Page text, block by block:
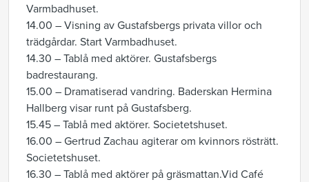
Varmbadhuset.
14.00 – Visning av Gustafsbergs privata villor och
trädgårdar. Start Varmbadhuset.
14.30 – Tablå med aktörer. Gustafsbergs
badrestaurang.
15.00 – Dramatiserad vandring. Baderskan Hermina
Hallberg visar runt på Gustafsberg.
15.45 – Tablå med aktörer. Societetshuset.
16.00 – Gertrud Zachau agiterar om kvinnors rösträtt.
Societetshuset.
16.30 – Tablå med aktörer på gräsmattan.Vid Café